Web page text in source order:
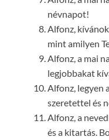
névnapot!
Alfonz,
mint amilyen
Alfonz, a mai
legjobbakat
Alfonz, legyen
szeretettel és
Alfonz, a
és a kitartás.